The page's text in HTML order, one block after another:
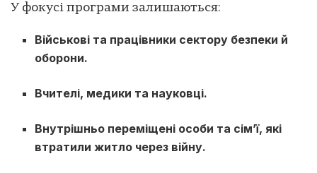
У фокусі програми залишаються:
Військові та працівники сектору безпеки й
оборони.
Вчителі, медики та науковці.
Внутрішньо переміщені особи та сім’ї, які
втратили житло через війну.